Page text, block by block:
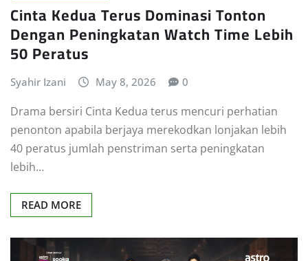
Cinta Kedua Terus Dominasi Tonton
Dengan Peningkatan Watch Time Lebih
50 Peratus
Syahir Izani May 8, 2026 0
Drama bersiri Cinta Kedua terus mencuri perhatian
penonton apabila berjaya merekodkan lonjakan lebih
40 peratus jumlah penstriman serta peningkatan
lebih…
READ MORE